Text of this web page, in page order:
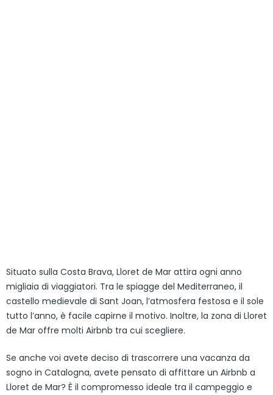
Situato sulla Costa Brava, Lloret de Mar attira ogni anno
migliaia di viaggiatori. Tra le spiagge del Mediterraneo, il
castello medievale di Sant Joan, l’atmosfera festosa e il sole
tutto l’anno, è facile capirne il motivo. Inoltre, la zona di Lloret
de Mar offre molti Airbnb tra cui scegliere.
Se anche voi avete deciso di trascorrere una vacanza da
sogno in Catalogna, avete pensato di affittare un Airbnb a
Lloret de Mar? È il compromesso ideale tra il campeggio e